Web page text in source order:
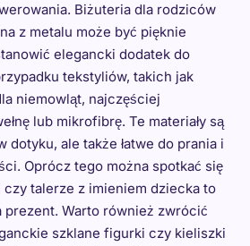
Biżuteria dla rodziców
z metalu może być pięknie
elegancki dodatek do
tekstyliów, takich jak
niemowląt, najczęściej
lub mikrofibrę. Te materiały są
dotyku, ale także łatwe do prania i
Oprócz tego można spotkać się
talerze z imieniem dziecka to
prezent. Warto również zwrócić
szklane figurki czy kieliszki